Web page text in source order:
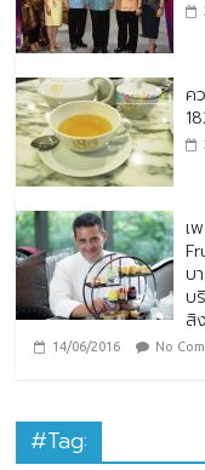
ค
เ
บ
บ
สิ
14/06/2016 No
#Tag: